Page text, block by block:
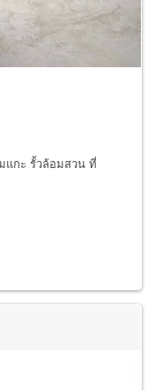
แกะ รั้วล้อมสวน ที่